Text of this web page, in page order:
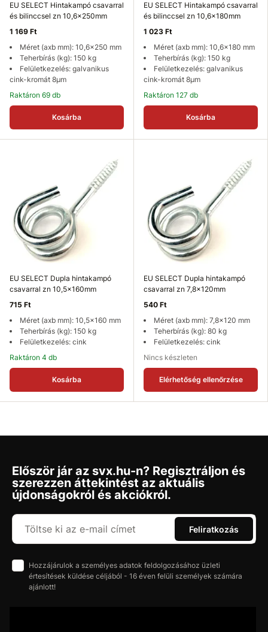
EU SELECT Hintakampó csavarral
és bilinccsel zn 10,6x250mm
1 169 Ft
Méret (axb mm): 10,6x250 mm
Teherbírás (kg): 150 kg
Felületkezelés: galvanikus
cink-kromát 8µm
Raktáron 69 db
Kosárba
EU SELECT Hintakampó csavarral
és bilinccsel zn 10,6x180mm
1 023 Ft
Méret (axb mm): 10,6x180 mm
Teherbírás (kg): 150 kg
Felületkezelés: galvanikus
cink-kromát 8µm
Raktáron 127 db
Kosárba
EU SELECT Dupla hintakampó
csavarral zn 10,5x160mm
715 Ft
Méret (axb mm): 10,5x160 mm
Teherbírás (kg): 150 kg
Felületkezelés: cink
Raktáron 4 db
Kosárba
EU SELECT Dupla hintakampó
csavarral zn 7,8x120mm
540 Ft
Méret (axb mm): 7,8x120 mm
Teherbírás (kg): 80 kg
Felületkezelés: cink
Nincs készleten
Elérhetőség ellenőrzése
Először jár az svx.hu-n? Regisztráljon és
szerezzen áttekintést az aktuális
újdonságokról és akciókról.
Feliratkozás
Hozzájárulok a személyes adatok feldolgozásához üzleti
értesítések küldése céljából - 16 éven felüli személyek számára
ajánlott!